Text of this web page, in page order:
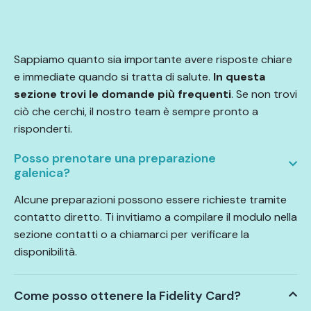
Sappiamo quanto sia importante avere risposte chiare
e immediate quando si tratta di salute. In questa
sezione trovi le domande più frequenti. Se non trovi
ciò che cerchi, il nostro team è sempre pronto a
risponderti.
Posso prenotare una preparazione
galenica?
Alcune preparazioni possono essere richieste tramite
contatto diretto. Ti invitiamo a compilare il modulo nella
sezione contatti o a chiamarci per verificare la
disponibilità.
Come posso ottenere la Fidelity Card?